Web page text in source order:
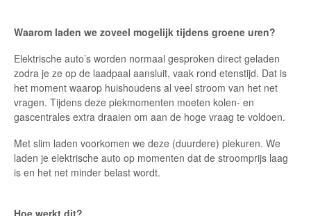
Waarom laden we zoveel mogelijk tijdens groene uren?
Elektrische auto’s worden normaal gesproken direct geladen
zodra je ze op de laadpaal aansluit, vaak rond etenstijd. Dat is
het moment waarop huishoudens al veel stroom van het net
vragen. Tijdens deze piekmomenten moeten kolen- en
gascentrales extra draaien om aan de hoge vraag te voldoen.
Met slim laden voorkomen we deze (duurdere) piekuren. We
laden je elektrische auto op momenten dat de stroomprijs laag
is en het net minder belast wordt.